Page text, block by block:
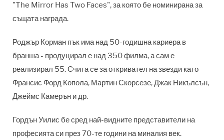
"The Mirror Has Two Faces", за която бе номинирана за
същата награда.
Роджър Корман пък има над 50-годишна кариера в
бранша - продуцирал е над 350 филма, а сам е
реализирал 55. Счита се за откривател на звезди като
Франсис Форд Копола, Мартин Скорсезе, Джак Никълсън,
Джеймс Камерън и др.
Гордън Уилис бе сред най-видните представители на
професията си през 70-те години на миналия век.